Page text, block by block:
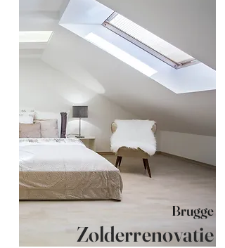
Brugge
Zolderrenovatie